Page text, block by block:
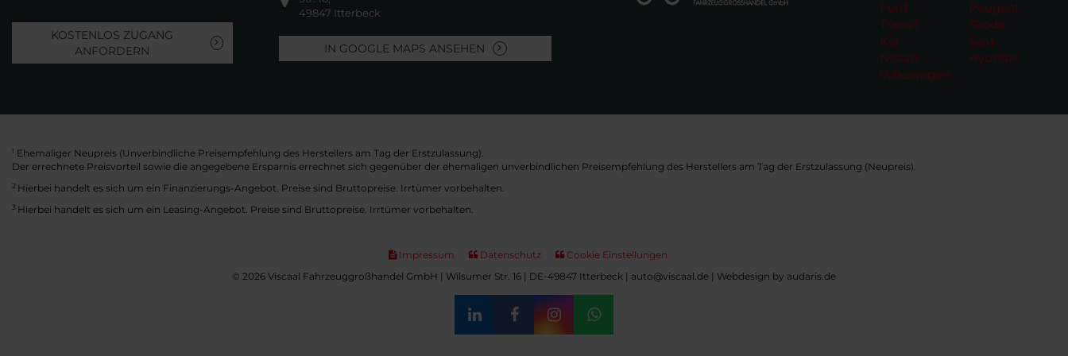
KOSTENLOS ZUGANG
ANFORDERN
49847 Itterbeck
IN GOOGLE MAPS ANSEHEN
Ford
Transit
Kia
Nissan
Volkswagen
Peugeot
Skoda
Seat
Hyundai
1 Ehemaliger Neupreis (Unverbindliche Preisempfehlung des Herstellers am Tag der Erstzulassung).
Der errechnete Preisvorteil sowie die angegebene Ersparnis errechnet sich gegenüber der ehemaligen unverbindlichen Preisempfehlung des Herstellers am Tag der Erstzulassung (Neupreis).
2 Hierbei handelt es sich um ein Finanzierungs-Angebot. Preise sind Bruttopreise. Irrtümer vorbehalten.
3 Hierbei handelt es sich um ein Leasing-Angebot. Preise sind Bruttopreise. Irrtümer vorbehalten.
Impressum Datenschutz
Cookie Einstellungen
© 2026 Viscaal Fahrzeuggroßhandel GmbH | Wilsumer Str. 16 | DE-49847 Itterbeck | auto@viscaal.de | Webdesign by audaris.de